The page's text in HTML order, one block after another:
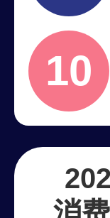
10